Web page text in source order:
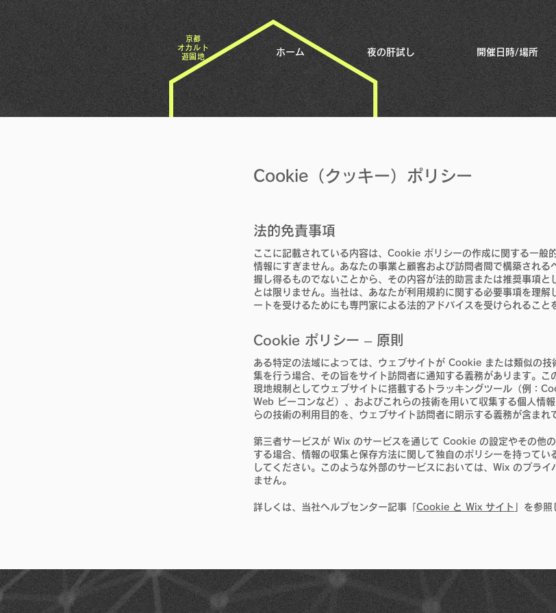
​京都
オカルト
遊園地
ホーム 夜の肝試し 開催日時/場所
Cookie（クッキー）ポリシー
法的免責事項
ここに記載されている内容は、Cookie ポリシーの作成に関する一般
情報にすぎません。あなたの事業と顧客および訪問者間で構築される
握し得るものでないことから、その内容が法的助言または推奨事項と
とは限りません。当社は、あなたが利用規約に関する必要事項を理解
ートを受けるためにも専門家による法的アドバイスを受けられること
Cookie ポリシー – 原則
ある特定の法域によっては、ウェブサイトが Cookie または類似の技
集を行う場合、その旨をサイト訪問者に通知する義務があります。こ
現地規制としてウェブサイトに搭載するトラッキングツール（例：
Web ビーコンなど）、およびこれらの技術を用いて収集する個人情
らの技術の利用目的を、ウェブサイト訪問者に明示する義務が含まれ
第三者サービスが Wix のサービスを通じて Cookie の設定やその他
する場合、情報の収集と保存方法に関して独自のポリシーを持ってい
してください。このような外部のサービスにおいては、Wix のプライ
ません。
詳しくは、当社ヘルプセンター記事「 Cookie と Wix サイト 」を参照